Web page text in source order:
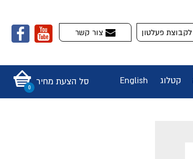
לקבוצת פעלטון צור קשר
קטלוג English סל הצעת מחיר